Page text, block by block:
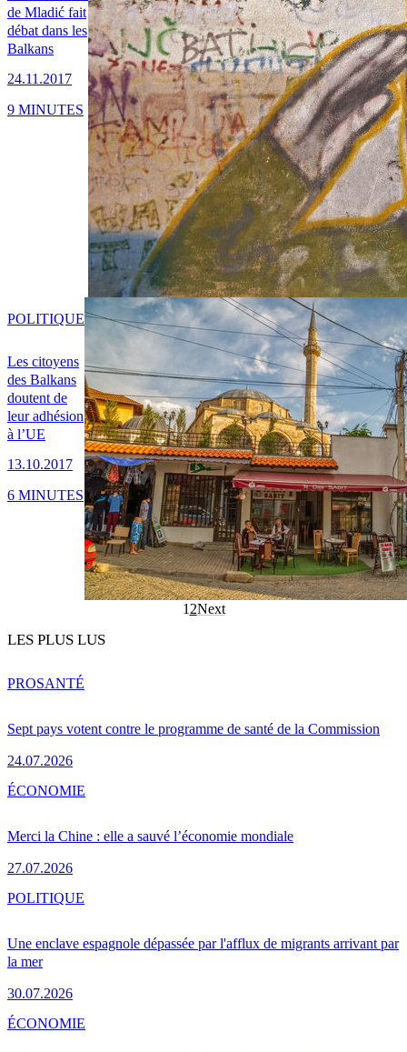
de Mladić fait
débat dans les
Balkans
24.11.2017
9 MINUTES
Les citoyens
des Balkans
doutent de
leur adhésion
à l’UE
13.10.2017
POLITIQUE
6 MINUTES
1 2Next
LES PLUS LUS
Sept pays votent contre le programme de santé de la Commission
24.07.2026
PROSANTÉ
Merci la Chine : elle a sauvé l’économie mondiale
27.07.2026
ÉCONOMIE
Une enclave espagnole dépassée par l'afflux de migrants arrivant par
la mer
30.07.2026
POLITIQUE
ÉCONOMIE